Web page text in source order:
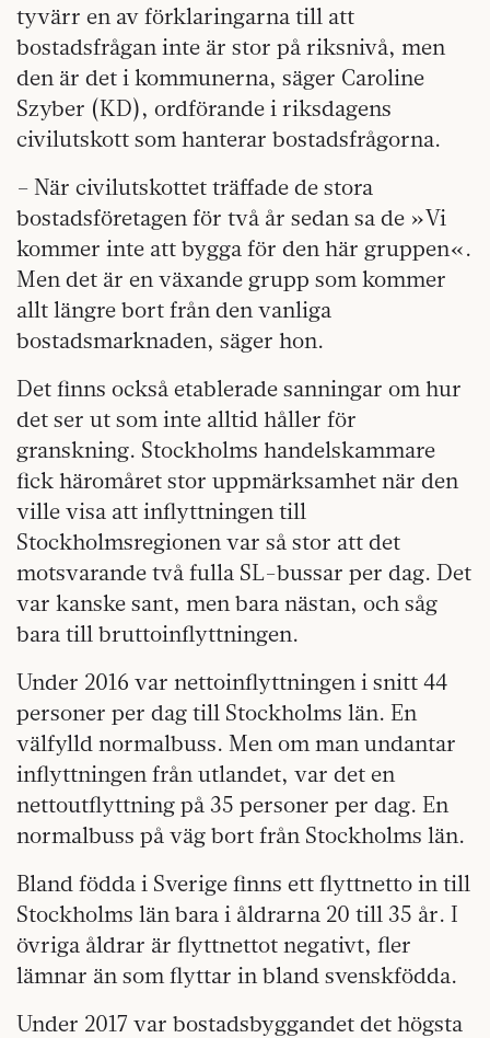
tyvärr en av förklaringarna till att
bostadsfrågan inte är stor på riksnivå, men
den är det i kommunerna, säger Caroline
Szyber (KD), ordförande i riksdagens
civilutskott som hanterar bostadsfrågorna.
– När civilutskottet träffade de stora
bostadsföretagen för två år sedan sa de »Vi
kommer inte att bygga för den här gruppen«.
Men det är en växande grupp som kommer
allt längre bort från den vanliga
bostadsmarknaden, säger hon.
Det finns också etablerade sanningar om hur
det ser ut som inte alltid håller för
granskning. Stockholms handelskammare
fick häromåret stor uppmärksamhet när den
ville visa att inflyttningen till
Stockholmsregionen var så stor att det
motsvarande två fulla SL-bussar per dag. Det
var kanske sant, men bara nästan, och såg
bara till bruttoinflyttningen.
Under 2016 var nettoinflyttningen i snitt 44
personer per dag till Stockholms län. En
välfylld normalbuss. Men om man undantar
inflyttningen från utlandet, var det en
nettoutflyttning på 35 personer per dag. En
normalbuss på väg bort från Stockholms län.
Bland födda i Sverige finns ett flyttnetto in till
Stockholms län bara i åldrarna 20 till 35 år. I
övriga åldrar är flyttnettot negativt, fler
lämnar än som flyttar in bland svenskfödda.
Under 2017 var bostadsbyggandet det högsta